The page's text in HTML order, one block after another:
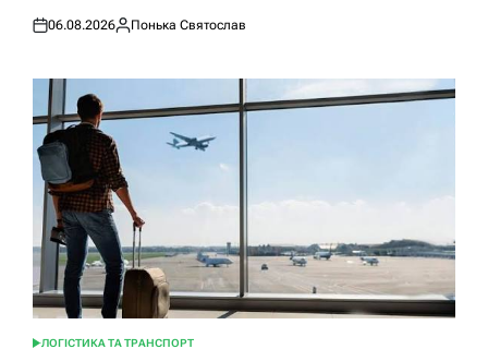
Оприлюднено
06.08.2026
Опубліковано
Понька Святослав
ЛОГІСТИКА ТА ТРАНСПОРТ